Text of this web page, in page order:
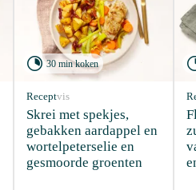
30 min koken
Receptvis
Skrei met spekjes,
gebakken aardappel en
wortelpeterselie en
gesmoorde groenten